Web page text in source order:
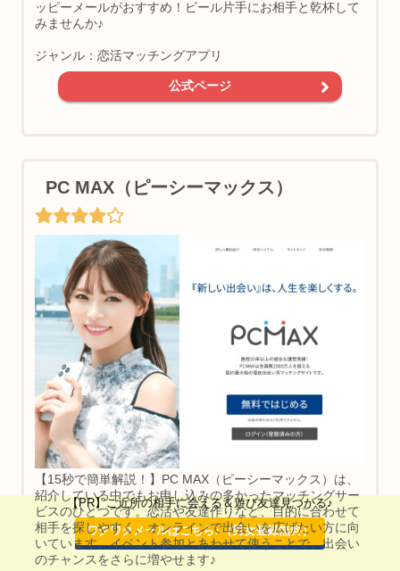
【PR】ご近所の相手に会える＆遊び友達見つかる♪
ワクワクメールはこちら♪（男女登録無料）
ッピーメールがおすすめ！ビール片手にお相手と乾杯して
みませんか♪
ジャンル：恋活マッチングアプリ
公式ページ
PC MAX（ピーシーマックス）
【15秒で簡単解説！】PC MAX（ピーシーマックス）は、
紹介している中でもお申し込みの多かったマッチングサー
ビスのひとつです。恋活や友達作りなど、目的に合わせて
相手を探しやすく、オンラインで出会いを広げたい方に向
いています。イベント参加とあわせて使うことで、出会い
のチャンスをさらに増やせます♪